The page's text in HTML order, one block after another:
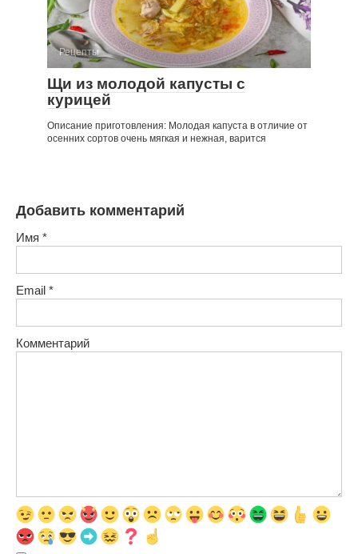
Рецепты
Щи из молодой капусты с
курицей
Описание приготовления: Молодая капуста в отличие от
осенних сортов очень мягкая и нежная, варится
Добавить комментарий
Имя *
Email *
Комментарий